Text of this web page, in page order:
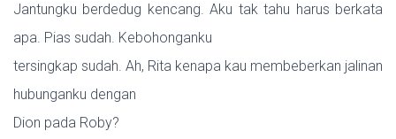
Jantungku berdedug kencang. Aku tak tahu harus berkata
apa. Pias sudah. Kebohonganku
tersingkap sudah. Ah, Rita kenapa kau membeberkan jalinan
hubunganku dengan
Dion pada Roby?